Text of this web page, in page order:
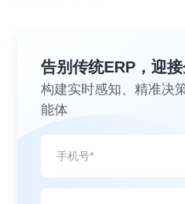
告别传统ERP，迎
构建实时感知、精准决
能体